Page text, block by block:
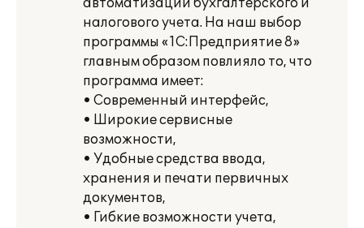
автоматизации бухгалтерского и
налогового учета. На наш выбор
программы «1С:Предприятие 8»
главным образом повлияло то, что
программа имеет:
• Современный интерфейс,
• Широкие сервисные
возможности,
• Удобные средства ввода,
хранения и печати первичных
документов,
• Гибкие возможности учета,